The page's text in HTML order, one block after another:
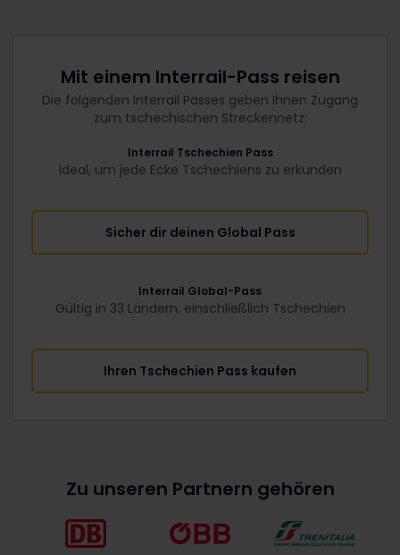
Mit einem Interrail-Pass reisen
Die folgenden Interrail Passes geben Ihnen Zugang
zum tschechischen Streckennetz:
Interrail Tschechien Pass
Ideal, um jede Ecke Tschechiens zu erkunden
Sicher dir deinen Global Pass
Interrail Global-Pass
Gültig in 33 Ländern, einschließlich Tschechien
Ihren Tschechien Pass kaufen
Zu unseren Partnern gehören